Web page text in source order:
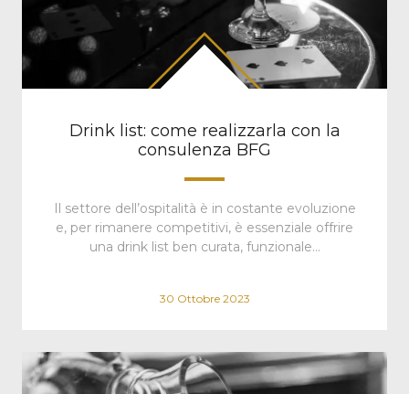
Drink list: come realizzarla con la
consulenza BFG
Il settore dell’ospitalità è in costante evoluzione
e, per rimanere competitivi, è essenziale offrire
una drink list ben curata, funzionale…
30 Ottobre 2023